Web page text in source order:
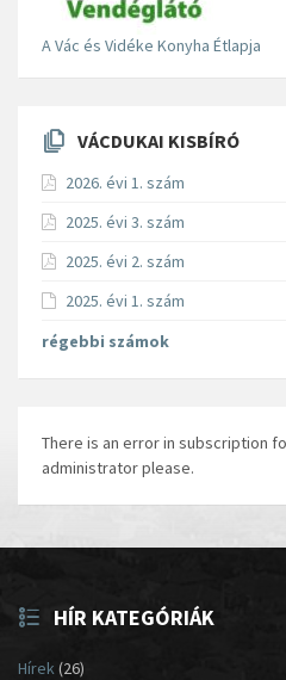
A Vác és Vidéke Konyha Étlapja
VÁCDUKAI KISBÍRÓ
2026. évi 1. szám
2025. évi 3. szám
2025. évi 2. szám
2025. évi 1. szám
régebbi számok
There is an error in subscription
administrator please.
HÍR KATEGÓRIÁK
Hírek(26)